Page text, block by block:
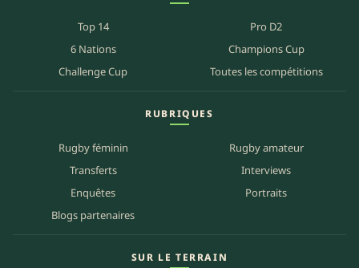
Top 14
Pro D2
6 Nations
Champions Cup
Challenge Cup
Toutes les compétitions
RUBRIQUES
Rugby féminin
Rugby amateur
Transferts
Interviews
Enquêtes
Portraits
Blogs partenaires
SUR LE TERRAIN